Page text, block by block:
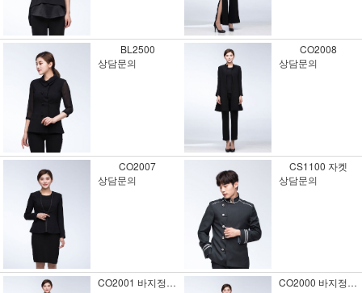
BL2500
상담문의
CO2008
상담문의
CO2007
상담문의
CS1100 자켓
상담문의
CO2001 바지정장2
CO2000 바지정장1